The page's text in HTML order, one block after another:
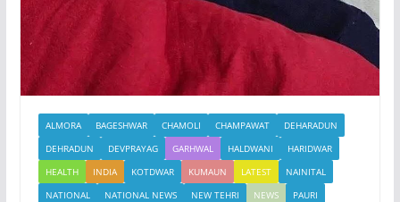
ALMORA BAGESHWAR CHAMOLI CHAMPAWAT
DEHARADUN
DEHRADUN
DEVPRAYAG GARHWAL HALDWANI
HARIDWAR
HEALTH
INDIA KOTDWAR KUMAUN LATEST
NAINITAL
NATIONAL
NATIONAL NEWS NEW TEHRI NEWS
PAURI